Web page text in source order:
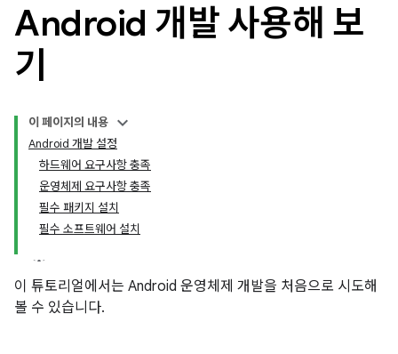
Android 개발 사용해 보
기
이 페이지의 내용
Android 개발 설정
하드웨어 요구사항 충족
운영체제 요구사항 충족
필수 패키지 설치
필수 소프트웨어 설치
이 튜토리얼에서는 Android 운영체제 개발을 처음으로 시도해
볼 수 있습니다.